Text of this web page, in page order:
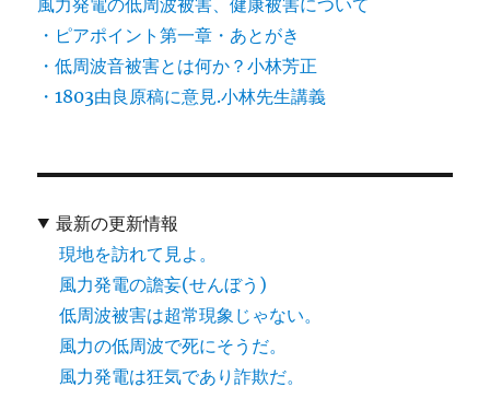
・ピアポイント第一章・あとがき
・低周波音被害とは何か？小林芳正
・1803由良原稿に意見.小林先生講義
最新の更新情報
現地を訪れて見よ。
風力発電の譫妄(せんぼう)
低周波被害は超常現象じゃない。
風力の低周波で死にそうだ。
風力発電は狂気であり詐欺だ。